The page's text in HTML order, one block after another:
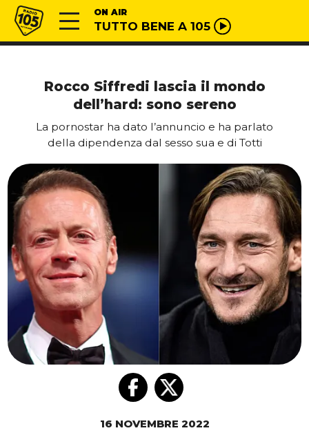
Vai al contenuto
Radio 105 ON AIR
TUTTO BENE A 105
Rocco Siffredi lascia il mondo
dell’hard: sono sereno
La pornostar ha dato l’annuncio e ha parlato
della dipendenza dal sesso sua e di Totti
16 NOVEMBRE 2022